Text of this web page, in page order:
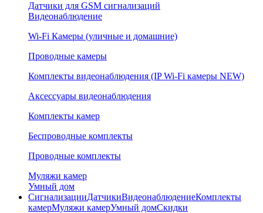
Датчики для GSM сигнализаций
Видеонаблюдение
Wi-Fi Камеры (уличные и домашние)
Проводные камеры
Комплекты видеонаблюдения (IP Wi-Fi камеры NEW)
Аксессуары видеонаблюдения
Комплекты камер
Беспроводные комплекты
Проводные комплекты
Муляжи камер
Умный дом
СигнализацииДатчикиВидеонаблюдениеКомплекты
камерМуляжи камерУмный домСкидки